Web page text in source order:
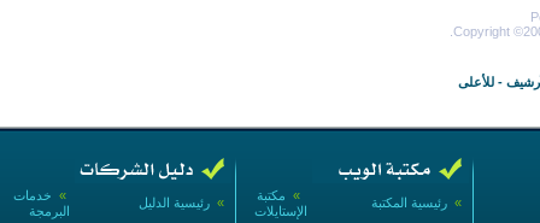
Copyright
- للأعلى
» خدمات
البرمجة
» رئيسية الدليل
» مكتبة
الإستايلات
» رئيسية المكتبة